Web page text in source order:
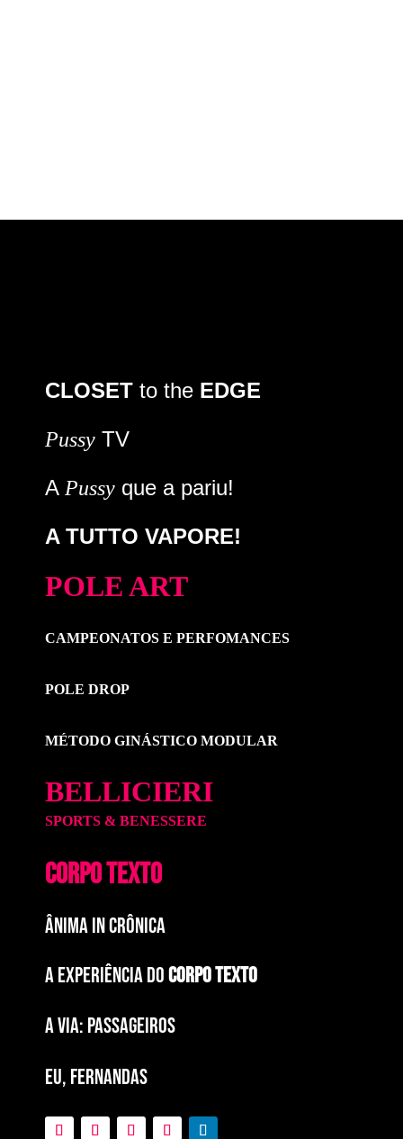
CLOSET to the EDGE
Pussy TV
A Pussy que a pariu!
A TUTTO VAPORE!
POLE ART
CAMPEONATOS E PERFOMANCES
POLE DROP
MÉTODO GINÁSTICO MODULAR
BELLICIERI
SPORTS & BENESSERE
CORPO TEXTO
ÂNIMA IN CRÔNICA
A EXPERIÊNCIA DOCORPO TEXTO
a via: paSSAGEIROS
EU, FERNANDAS